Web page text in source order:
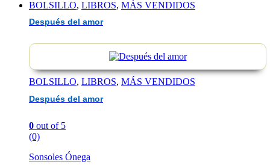
BOLSILLO, LIBROS, MÁS VENDIDOS
Después del amor
BOLSILLO, LIBROS, MÁS VENDIDOS
Después del amor
0 out of 5
(0)
Sonsoles Ónega